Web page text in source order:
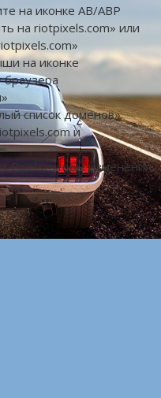
на иконке AB/ABP
на riotpixels.com» или
на иконке
браузера
список доменов»
и
Pixels, чтобы изменения